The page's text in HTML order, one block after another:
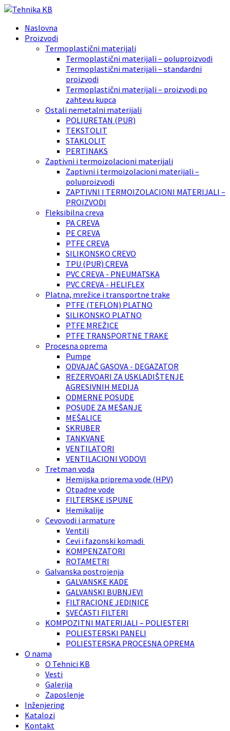
Naslovna
Proizvodi
Termoplastični materijali
Termoplastični materijali – poluproizvodi
Termoplastični materijali – standardni
proizvodi
Termoplastični materijali – proizvodi po
zahtevu kupca
Ostali nemetalni materijali
POLIURETAN (PUR)
TEKSTOLIT
STAKLOLIT
PERTINAKS
Zaptivni i termoizolacioni materijali
Zaptivni i termoizolacioni materijali –
poluproizvodi
ZAPTIVNI I TERMOIZOLACIONI MATERIJALI –
PROIZVODI
Fleksibilna creva
PA CREVA
PE CREVA
PTFE CREVA
SILIKONSKO CREVO
TPU (PUR) CREVA
PVC CREVA - PNEUMATSKA
PVC CREVA - HELIFLEX
Platna, mrežice i transportne trake
PTFE (TEFLON) PLATNO
SILIKONSKO PLATNO
PTFE MREŽICE
PTFE TRANSPORTNE TRAKE
Procesna oprema
Pumpe
ODVAJAČ GASOVA - DEGAZATOR
REZERVOARI ZA USKLADIŠTENJE
AGRESIVNIH MEDIJA
ODMERNE POSUDE
POSUDE ZA MEŠANJE
MEŠALICE
SKRUBER
TANKVANE
VENTILATORI
VENTILACIONI VODOVI
Tretman voda
Hemijska priprema vode (HPV)
Otpadne vode
FILTERSKE ISPUNE
Hemikalije
Cevovodi i armature
Ventili
Cevi i fazonski komadi
KOMPENZATORI
ROTAMETRI
Galvanska postrojenja
GALVANSKE KADE
GALVANSKI BUBNJEVI
FILTRACIONE JEDINICE
SVEĆASTI FILTERI
KOMPOZITNI MATERIJALI – POLIESTERI
POLIESTERSKI PANELI
POLIESTERSKA PROCESNA OPREMA
O nama
O Tehnici KB
Vesti
Galerija
Zaposlenje
Inženjering
Katalozi
Kontakt